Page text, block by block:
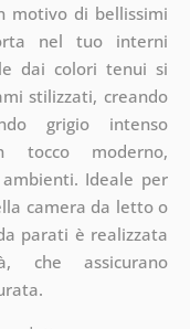
motivo di bellissimi
nel tuo interni
dai colori tenui si
stilizzati, creando
grigio intenso
tocco moderno,
Ideale per
camera da letto o
parati è realizzata
che assicurano